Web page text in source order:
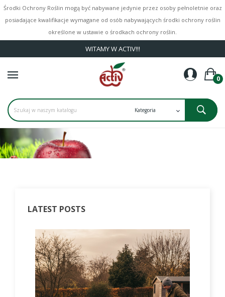
Środki Ochrony Roślin mogą być nabywane jedynie przez osoby pełnoletnie oraz
posiadające kwalifikacje wymagane od osób nabywających środki ochrony roślin
określone w ustawie o środkach ochrony roślin.
WITAMY W ACTIV!!!
0
LATEST POSTS